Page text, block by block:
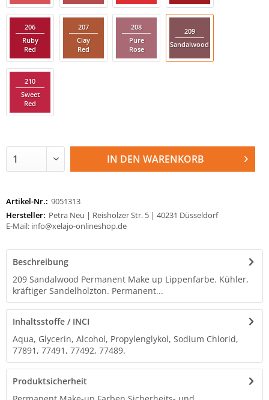
206
Ruby
Red
207
Clay
Red
208
Pure
Rose
209
Sandalwood
210
Sweet
Red
IN DEN WARENKORB
Artikel-Nr.: 9051313
Hersteller: Petra Neu | Reisholzer Str. 5 | 40231 Düsseldorf
E-Mail: info@xelajo-onlineshop.de
Beschreibung
209 Sandalwood Permanent Make up Lippenfarbe. Kühler,
kräftiger Sandelholzton. Permanent...
Inhaltsstoffe / INCI
Aqua, Glycerin, Alcohol, Propylenglykol, Sodium Chlorid,
77891, 77491, 77492, 77489.
Produktsicherheit